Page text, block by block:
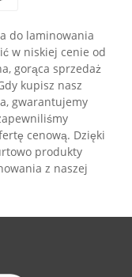
do laminowania
w niskiej cenie od
gorąca sprzedaż
kupisz nasz
gwarantujemy
cenową. Dzięki
produkty
z naszej